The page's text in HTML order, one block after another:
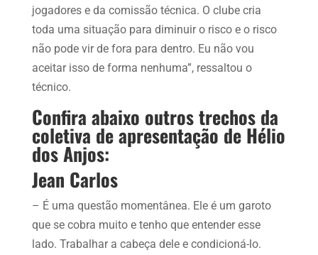
jogadores e da comissão técnica. O clube cria
toda uma situação para diminuir o risco e o risco
não pode vir de fora para dentro. Eu não vou
aceitar isso de forma nenhuma”, ressaltou o
técnico.
Confira abaixo outros trechos da
coletiva de apresentação de Hélio
dos Anjos:
Jean Carlos
– É uma questão momentânea. Ele é um garoto
que se cobra muito e tenho que entender esse
lado. Trabalhar a cabeça dele e condicioná-lo.